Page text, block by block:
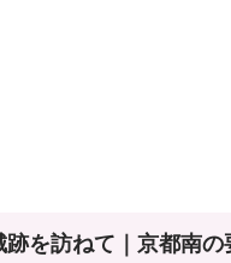
跡を訪ねて｜京都南